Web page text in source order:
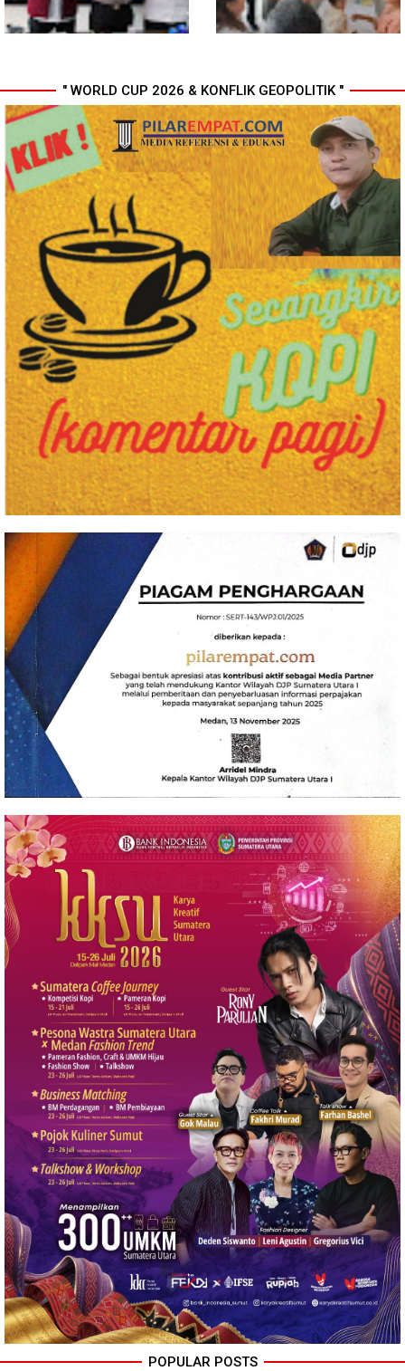
Bahan dari Kamboja, Polda
Sumut Bongkar Home Industri
Vape Mengandung Etomidate
Gubsu Bobby Pastikan Pasien
Rujukan dari Nias Tak
Terkendala Biaya Perjalanan
dan Rumah Singgah di Medan
" WORLD CUP 2026 & KONFLIK GEOPOLITIK "
POPULAR POSTS